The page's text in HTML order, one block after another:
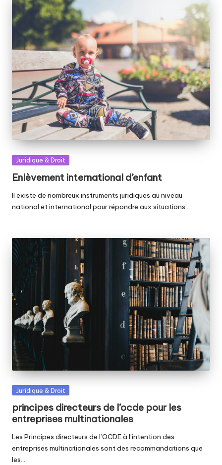
Posted
Juridique & Droit
Enlèvement international d’enfant
Il existe de nombreux instruments juridiques au niveau
national et international pour répondre aux situations…
Posted
Juridique & Droit
principes directeurs de l’ocde pour les
entreprises multinationales
Les Principes directeurs de l’OCDE à l’intention des
entreprises multinationales sont des recommandations que
les…